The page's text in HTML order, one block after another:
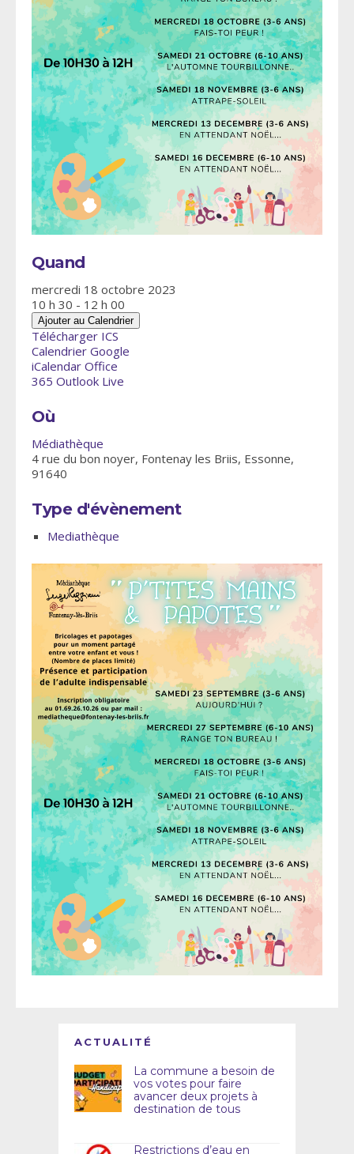
Quand
mercredi 18 octobre 2023
10 h 30 - 12 h 00
Ajouter au Calendrier
Télécharger ICS
Calendrier Google
iCalendar Office
365 Outlook Live
Où
Médiathèque
4 rue du bon noyer, Fontenay les Briis, Essonne,
91640
Type d'évènement
Mediathèque
ACTUALITÉ
La commune a besoin de
vos votes pour faire
avancer deux projets à
destination de tous
Restrictions d’eau en